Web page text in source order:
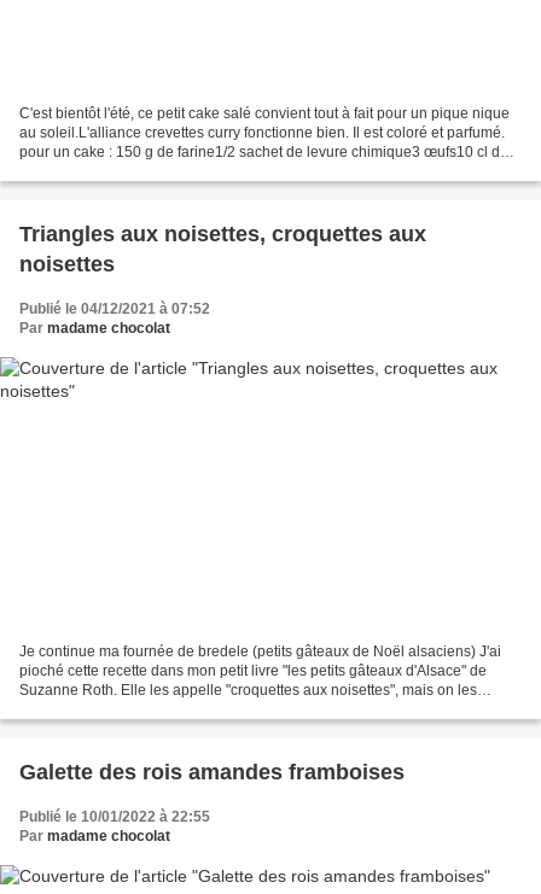
C'est bientôt l'été, ce petit cake salé convient tout à fait pour un pique nique
au soleil.L'alliance crevettes curry fonctionne bien. Il est coloré et parfumé.
pour un cake : 150 g de farine1/2 sachet de levure chimique3 œufs10 cl de
Triangles aux noisettes, croquettes aux
noisettes
Publié le 04/12/2021 à 07:52
Par madame chocolat
Je continue ma fournée de bredele (petits gâteaux de Noël alsaciens) J'ai
pioché cette recette dans mon petit livre "les petits gâteaux d'Alsace" de
Suzanne Roth. Elle les appelle "croquettes aux noisettes", mais on les
Galette des rois amandes framboises
Publié le 10/01/2022 à 22:55
Par madame chocolat